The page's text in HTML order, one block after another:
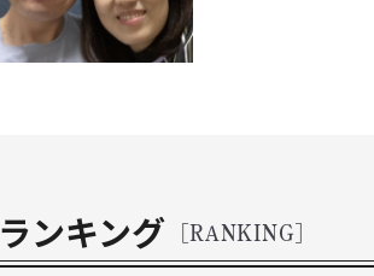
ランキング [RANKING]